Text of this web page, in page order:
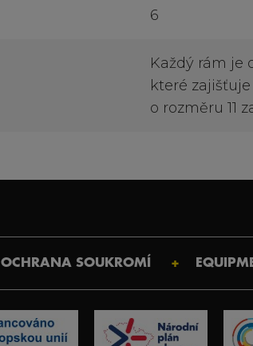
6
Každý rám je
které
o rozměru 11
OCHRANA SOUKROMÍ